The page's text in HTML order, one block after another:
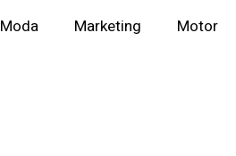
Moda Marketing Motor